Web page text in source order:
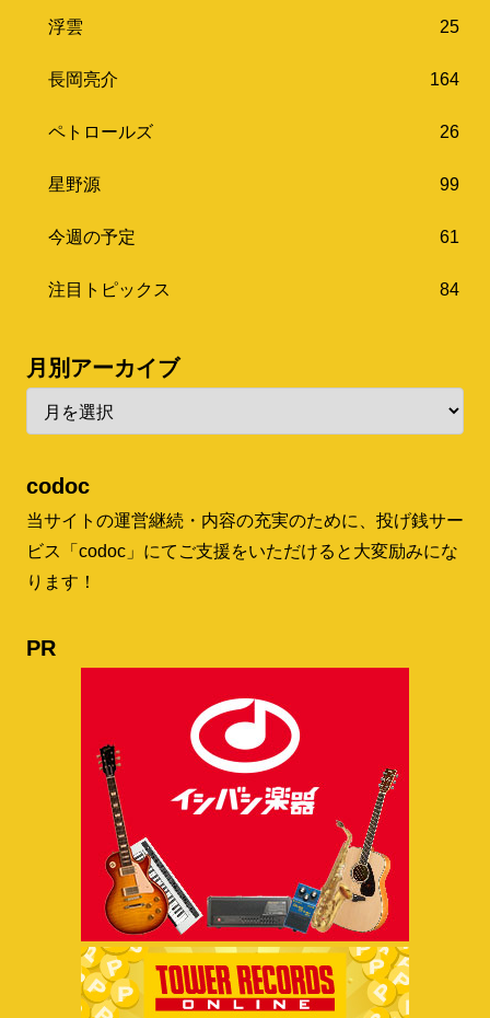
浮雲 25
長岡亮介 164
ペトロールズ 26
星野源 99
今週の予定 61
注目トピックス 84
月別アーカイブ
codoc
当サイトの運営継続・内容の充実のために、投げ銭サー
ビス「codoc」にてご支援をいただけると大変励みにな
ります！
PR